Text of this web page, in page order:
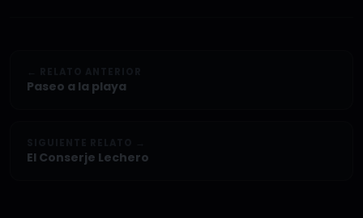
Paseo a la playa
El Conserje Lechero